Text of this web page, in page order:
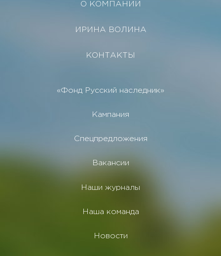
О КОМПАНИИ
ИРИНА ВОЛИНА
КОНТАКТЫ
«Фонд Русский наследник»
Кампания
Спецпредложения
Вакансии
Наши журналы
Наша команда
Новости